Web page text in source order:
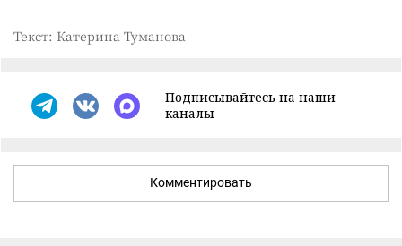
Текст: Катерина Туманова
Подписывайтесь на наши
каналы
Комментировать